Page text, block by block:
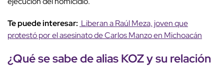
Te puede interesar: Liberan a Raúl Meza, joven que
protestó por el asesinato de Carlos Manzo en Michoacán
¿Qué se sabe dealias KOZy su relación